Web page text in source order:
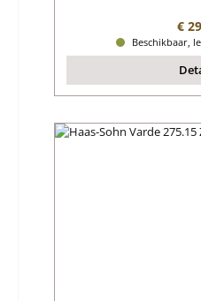
€
Beschikbaar,